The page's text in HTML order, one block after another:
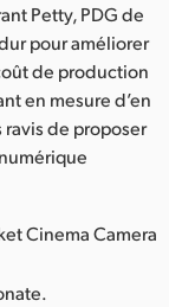
Petty, PDG de
pour améliorer
de production
en mesure d’en
de proposer
Cinema Camera